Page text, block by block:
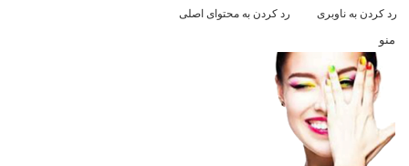
رد کردن به ناوبری رد کردن به محتوای اصلی
منو